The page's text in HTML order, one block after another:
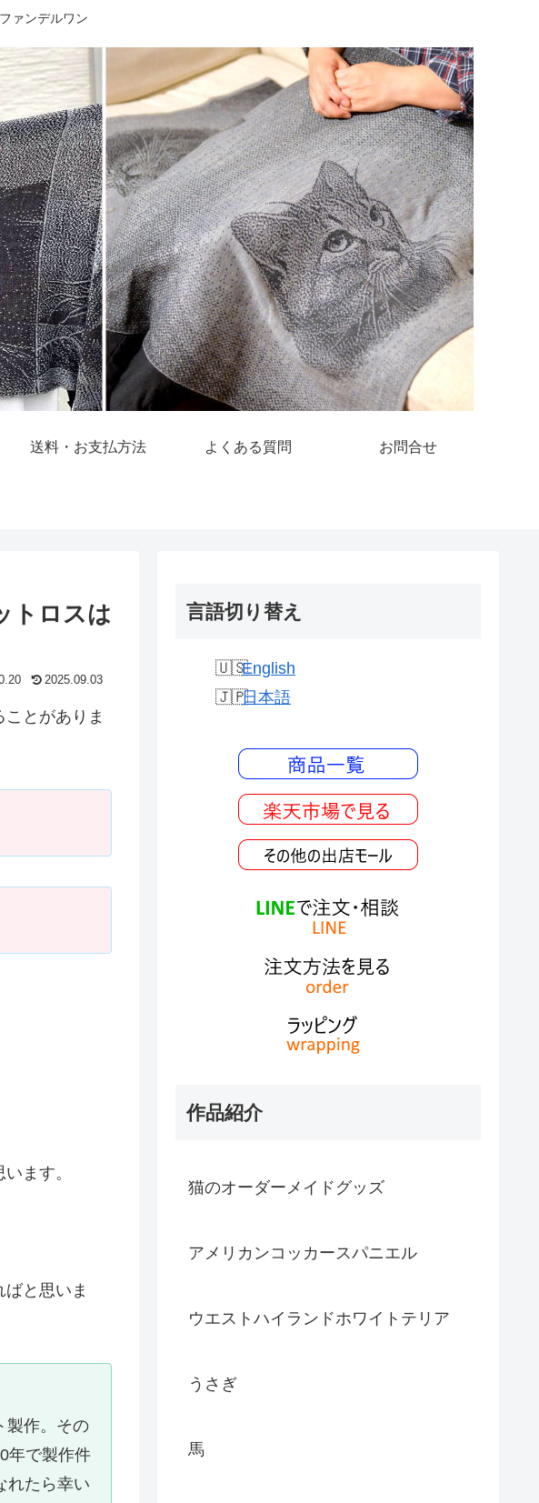
ァンデルワン
送料・お支払方法 よくある質問 お問合せ
トロスは
2025.09.03
とがありま
ます。
と思いま
製作。その
年で製作件
れたら幸い
言語切り替え
English
日本語
作品紹介
猫のオーダーメイドグッズ
アメリカンコッカースパニエル
ウエストハイランドホワイトテリア
うさぎ
馬